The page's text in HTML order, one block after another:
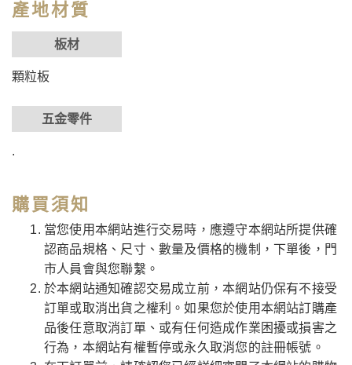
產地材質
板材
顆粒板
五金零件
.
購買須知
當您使用本網站進行交易時，應遵守本網站所提供確
認商品規格、尺寸、數量及價格的機制，下單後，門
市人員會與您聯繫。
於本網站通知確認交易成立前，本網站仍保有不接受
訂單或取消出貨之權利。如果您於使用本網站訂購產
品後任意取消訂單、或有任何造成作業困擾或損害之
行為，本網站有權暫停或永久取消您的註冊帳號。